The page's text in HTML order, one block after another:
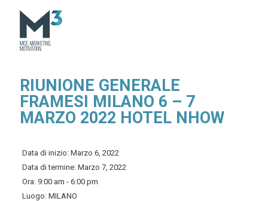
RIUNIONE GENERALE
FRAMESI MILANO 6 – 7
MARZO 2022 HOTEL NHOW
Data di inizio: Marzo 6, 2022
Data di termine: Marzo 7, 2022
Ora: 9:00 am - 6:00 pm
Luogo: MILANO